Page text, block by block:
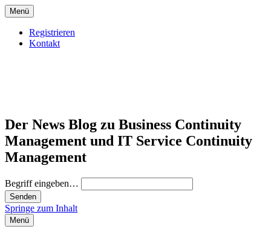
Menü
Registrieren
Kontakt
Der News Blog zu Business Continuity
Management und IT Service Continuity
Management
Begriff eingeben…
Springe zum Inhalt
Menü